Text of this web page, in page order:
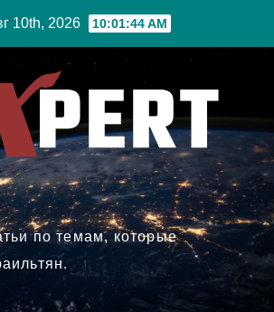
10th, 2026 10:01:45 AM
по темам, которые